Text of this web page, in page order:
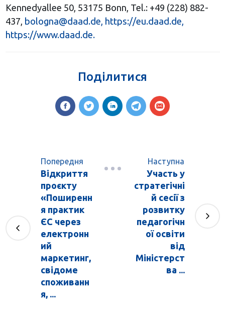
Kennedyallee 50, 53175 Bonn, Tel.: +49 (228) 882-
437, bologna@daad.de, https://eu.daad.de,
https://www.daad.de.
Поділитися
Попередня
Відкриття
проєкту
«Поширенн
я практик
ЄС через
електронн
ий
маркетинг,
свідоме
споживанн
я, ...
Наступна
Участь у
стратегічні
й сесії з
розвитку
педагогічн
ої освіти
від
Міністерст
ва ...